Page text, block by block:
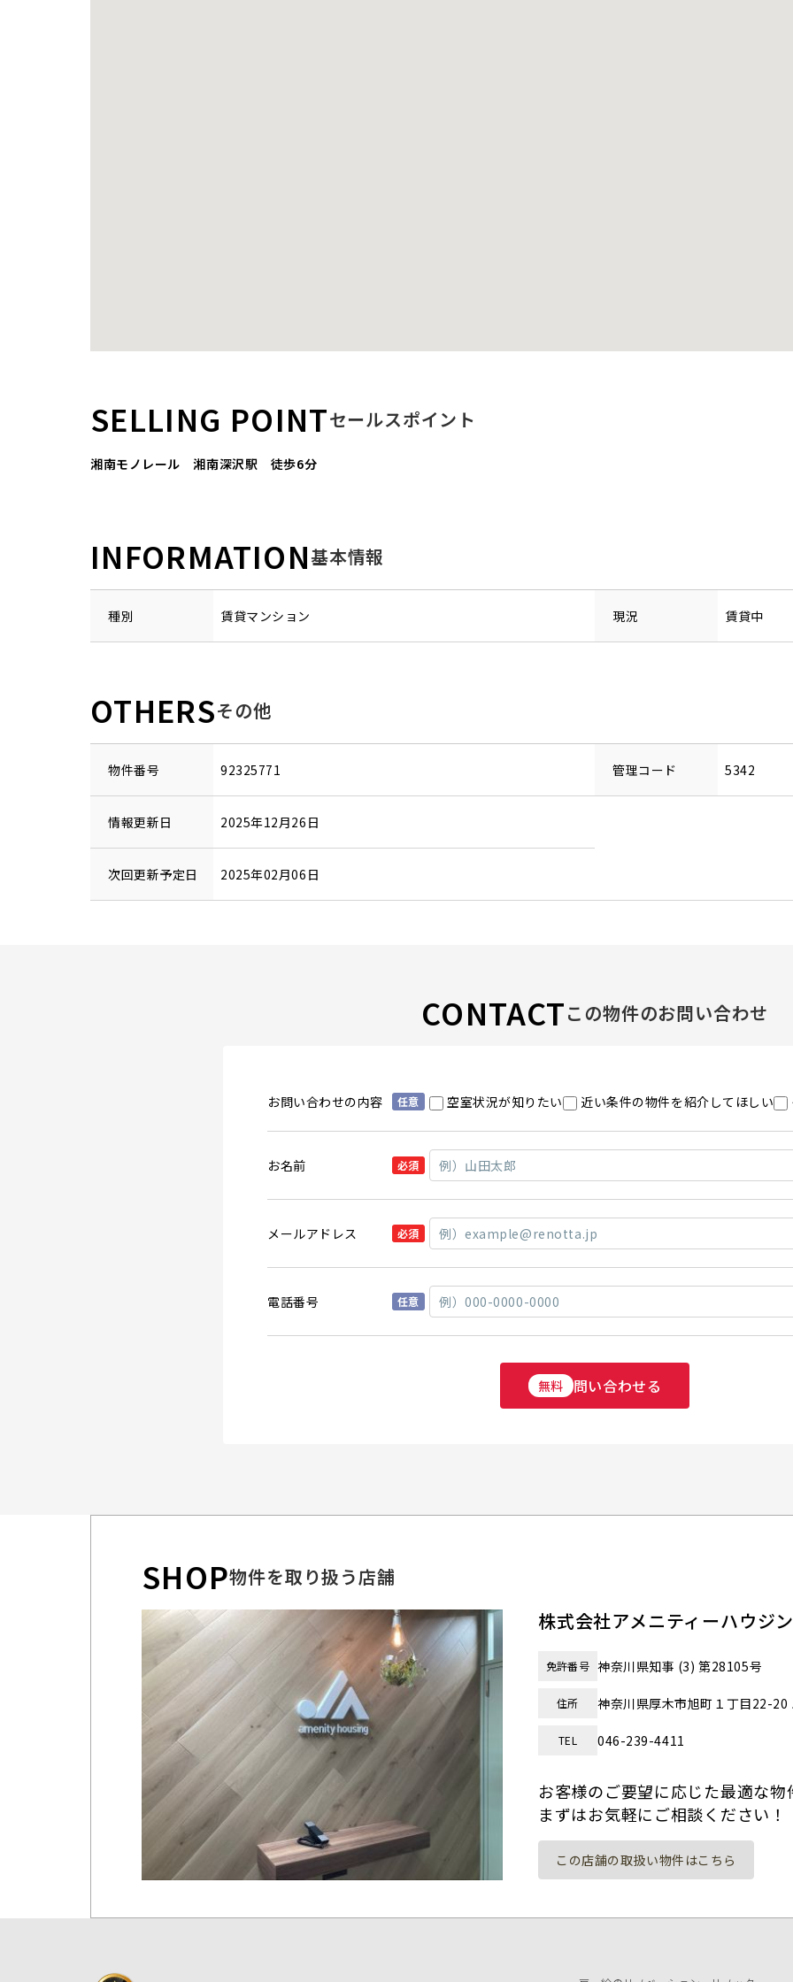
SELLING POINTセールスポイント
湘南モノレール 湘南深沢駅 徒歩6分
INFORMATION基本情報
種別 賃貸マンション 現況 賃貸中
OTHERSその他
物件番号 92325771 管理コード 5342
情報更新日 2025年12月26日
次回更新予定日 2025年02月06日
CONTACTこの物件のお問い合わせ
お問い合わせの内容 任意 空室状況が知りたい 近い条件の物件を紹介してほしい
お名前 必須
メールアドレス 必須
電話番号 任意
無料 問い合わせる
SHOP物件を取り扱う店舗
株式会社アメニティーハウ
免許番号 神奈川県知事 (3) 第28105号
住所 神奈川県厚木市旭町１丁目22-20
TEL 046-239-4411
お客様のご要望に応じた最適な
まずはお気軽にご相談ください！
この店舗の取扱い物件はこちら